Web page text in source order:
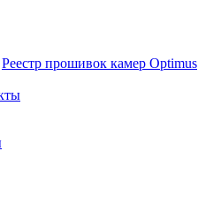
Реестр прошивок камер Optimus